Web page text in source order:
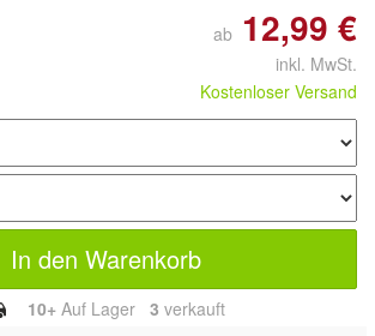
ab 12,99 €
inkl. MwSt.
Kostenloser Versand
In den Warenkorb
10+ Auf Lager 3 verkauft